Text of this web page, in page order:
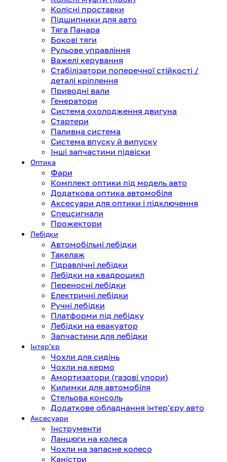
Колісні проставки
Підшипники для авто
Тяга Панара
Бокові тяги
Рульове управління
Важелі керування
Стабілізатори поперечної стійкості /
деталі кріплення
Приводні вали
Генератори
Система охолодження двигуна
Стартери
Паливна система
Система впуску й випуску
Інші запчастини підвіски
Оптика
Фари
Комплект оптики під модель авто
Додаткова оптика автомобіля
Аксесуари для оптики і підключення
Спецсигнали
Прожектори
Лебідки
Автомобільні лебідки
Такелаж
Гідравлічні лебідки
Лебідки на квадроцикл
Переносні лебідки
Електричні лебідки
Ручні лебідки
Платформи під лебідку
Лебідки на евакуатор
Запчастини для лебідки
Інтерʼєр
Чохли для сидінь
Чохли на кермо
Амортизатори (газові упори)
Килимки для автомобіля
Стельова консоль
Додаткове обладнання інтер'єру авто
Аксесуари
Інструменти
Ланцюги на колеса
Чохли на запасне колесо
Каністри